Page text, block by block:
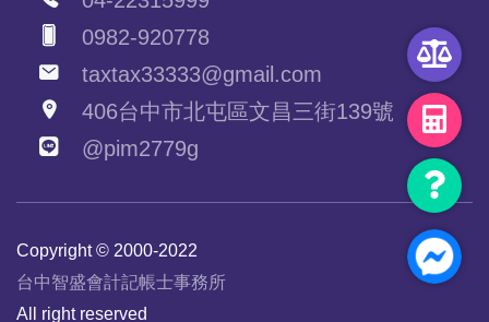
0982-920778
taxtax33333@gmail.com
406台中市北屯區文昌三街139號
@pim2779g
Copyright © 2000-2022
台中智盛會計記帳士事務所
All right reserved